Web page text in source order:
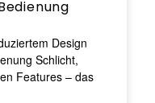
Design
Schlicht,
Features – das